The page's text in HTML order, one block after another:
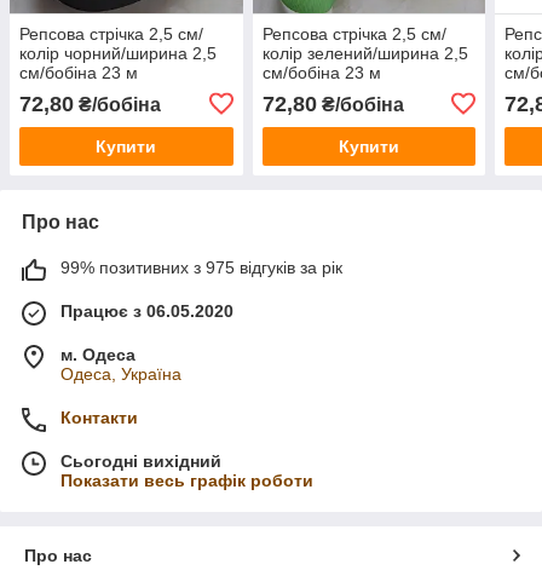
Репсова стрічка 2,5 см/
колір чорний/ширина 2,5
см/бобіна 23 м
72,80 ₴/бобіна
Купити
Репсова стрічка 2,5 см/
колір зелений/ширина 2,5
см/бобіна 23 м
72,80₴/бобіна
Купити
см/
Про нас
99% позитивних з 975 відгуків за рік
Працює з 06.05.2020
м. Одеса
Одеса, Україна
Контакти
Сьогодні вихідний
Показати весь графік роботи
Про нас